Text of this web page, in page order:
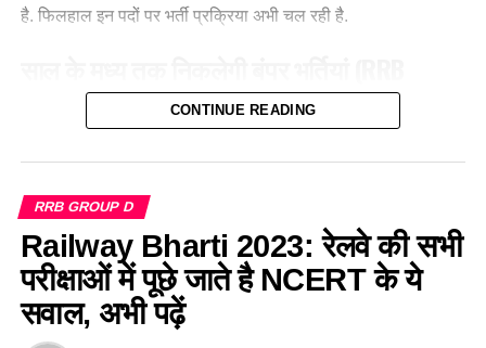
नीलम राथल की दो छोटी बेटियाँ भी है
है. फिलहाल इन पदों पर भर्ती प्रक्रिया अभी चल रही है.
Recruitment 2023)
है. रेलवे के आधिकारिक सूत्रों के मुताबिक साल 2023 के मध्य तक लगभग
डेढ़ लाख नई भर्तियां निकाली जा सकती हैं. जिसमें ग्रुप डी तथा ग्रुप सी
पदों की संख्या सबसे अधिक होगी, इसके साथ ही रेलवे “ग्रुप ए और बी” के
खाली पदों पर भी भर्ती करने का विचार कर रहा है. इन पदों पर भर्ती
यूपीएससी परीक्षा के माध्यम से की जाएगी। आपको बता दें कि ग्रुप ए और
बी में साल 2020 के बाद कोई बड़ी भर्ती नहीं निकाली गई है.
CONTINUE READING
RRB GROUP D
Railway Bharti 2023: रेलवे की सभी
परीक्षाओं में पूछे जाते है NCERT के ये
सवाल, अभी पढ़ें